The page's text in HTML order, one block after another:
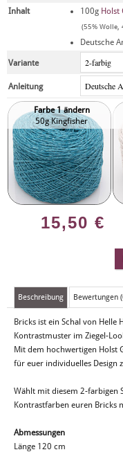
Inhalt
100g Holst
(55% Wolle,
Deutsche
Variante
Anleitung
Farbe 1 ändern
50g Kingfisher
15,50 €
Beschreibung Bewertungen
Bricks ist ein Schal von
Kontrastmuster im Ziegel-
Mit dem hochwertigen Holst
für euer individuelles Design
Wählt mit diesem 2-farbigen
Kontrastfarben euren Bricks
Abmessungen
Länge 120 cm